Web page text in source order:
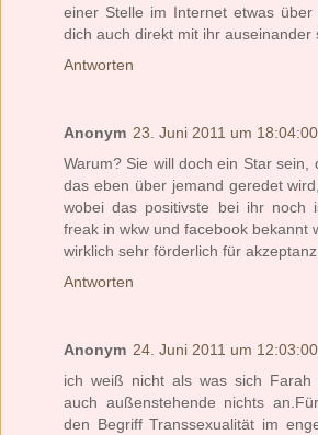
einer Stelle im Internet etwas
dich auch direkt mit ihr auseinander
Antworten
Anonym 23. Juni 2011 um
Warum? Sie will doch ein Star sein,
das eben über jemand geredet
wobei das positivste bei ihr noch
freak in wkw und facebook bekannt
wirklich sehr förderlich für
Antworten
Anonym 24. Juni 2011 um
ich weiß nicht als was sich
auch außenstehende nichts
den Begriff Transsexualität im